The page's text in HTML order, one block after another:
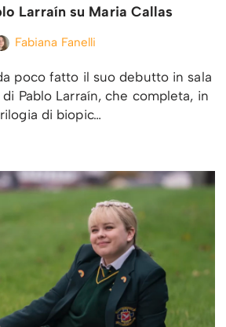
Larraín su Maria Callas
Fabiana Fanelli
poco fatto il suo debutto in sala
Pablo Larraín, che completa, in
di biopic…